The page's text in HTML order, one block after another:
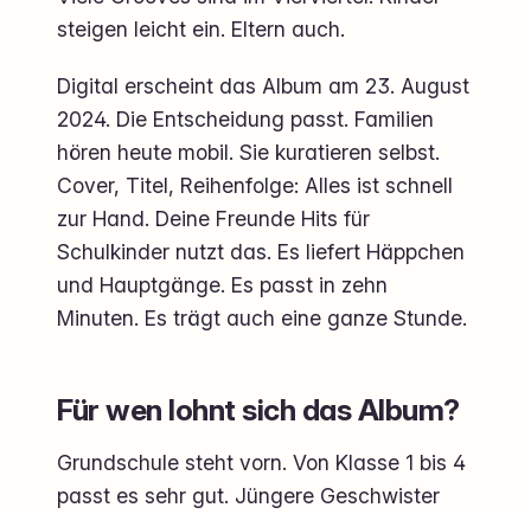
steigen leicht ein. Eltern auch.
Digital erscheint das Album am 23. August
2024. Die Entscheidung passt. Familien
hören heute mobil. Sie kuratieren selbst.
Cover, Titel, Reihenfolge: Alles ist schnell
zur Hand. Deine Freunde Hits für
Schulkinder nutzt das. Es liefert Häppchen
und Hauptgänge. Es passt in zehn
Minuten. Es trägt auch eine ganze Stunde.
Für wen lohnt sich das Album?
Grundschule steht vorn. Von Klasse 1 bis 4
passt es sehr gut. Jüngere Geschwister